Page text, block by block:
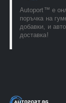
Autoport™ e
поръчка на
добавки, и
доставка!